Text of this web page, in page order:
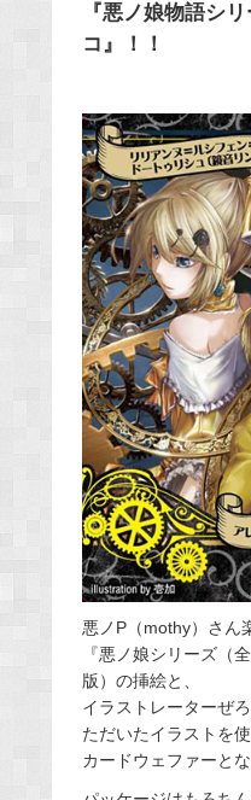
『悪ノ娘物語シ
コ』！！
悪ノP（mothy）さん
『悪ノ娘シリーズ（
版）の挿絵と、
イラストレーターぜ
ただいたイラストを
カードウェファーと